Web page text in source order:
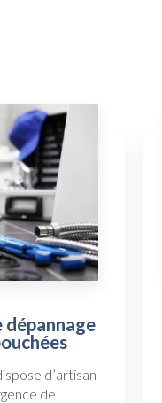
d’artisan
de